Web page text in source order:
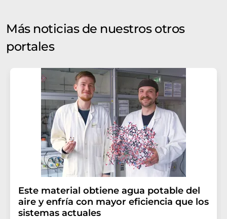
Más noticias de nuestros otros
portales
Este material obtiene agua potable del
aire y enfría con mayor eficiencia que los
sistemas actuales